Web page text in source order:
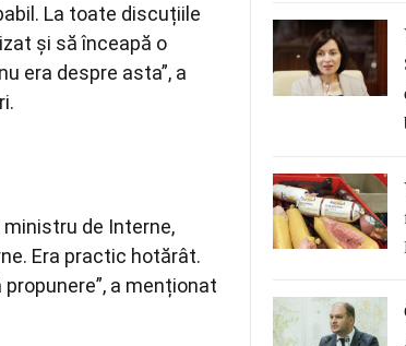
La toate discuțiile
și să înceapă o
era despre asta”, a
ministru de Interne,
Era practic hotărât.
a menționat